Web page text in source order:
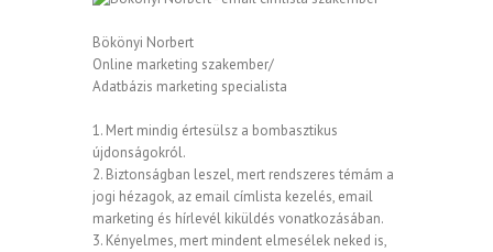
Bökönyi Norbert
Online marketing szakember/
Adatbázis marketing specialista
1. Mert mindig értesülsz a bombasztikus
újdonságokról.
2. Biztonságban leszel, mert rendszeres témám a
jogi hézagok, az email címlista kezelés, email
marketing és hírlevél kiküldés vonatkozásában.
3. Kényelmes, mert mindent elmesélek neked is,